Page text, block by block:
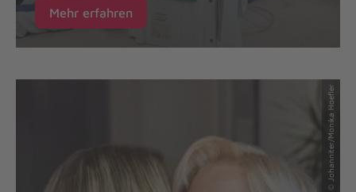
Mehr erfahren
© Johanniter/Monika Hoefler